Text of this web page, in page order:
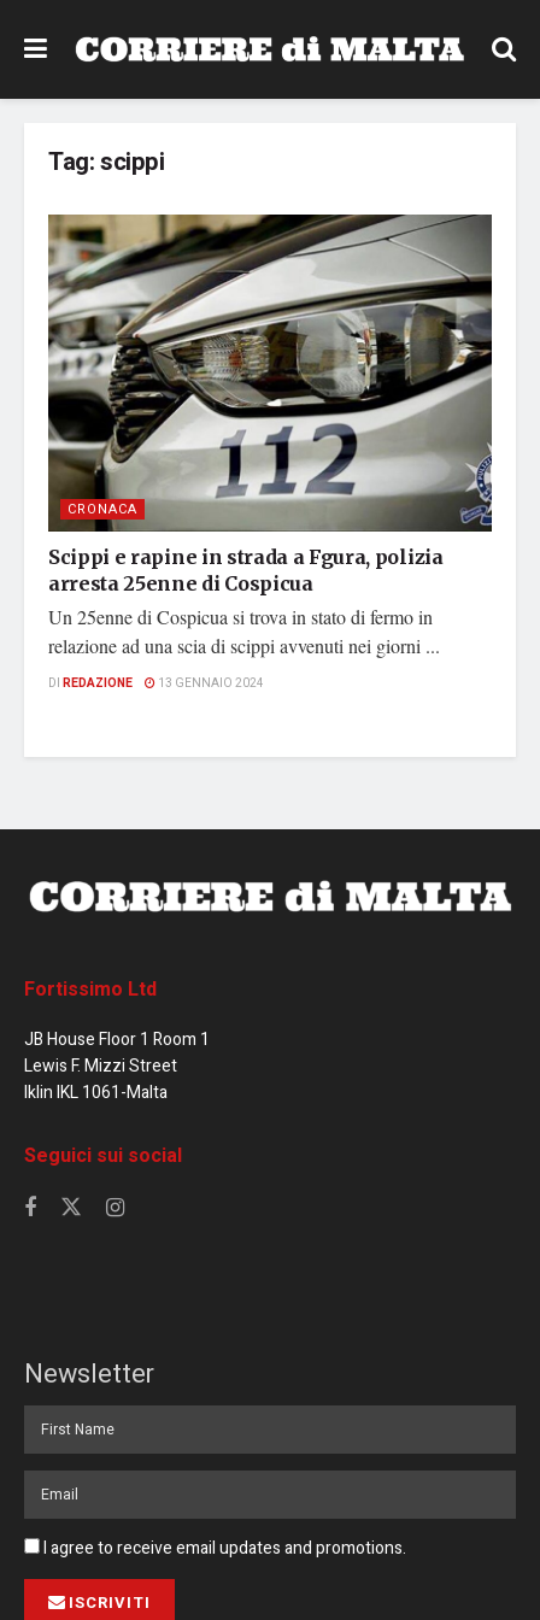
Tag:scippi
CRONACA
Scippi e rapine in strada a Fgura, polizia
arresta 25enne di Cospicua
Un 25enne di Cospicua si trova in stato di fermo in
relazione ad una scia di scippi avvenuti nei giorni ...
DI REDAZIONE 13 GENNAIO 2024
Fortissimo Ltd
JB House Floor 1 Room 1
Lewis F. Mizzi Street
Iklin IKL 1061-Malta
Seguici sui social
Newsletter
I agree to receive email updates and promotions.
ISCRIVITI